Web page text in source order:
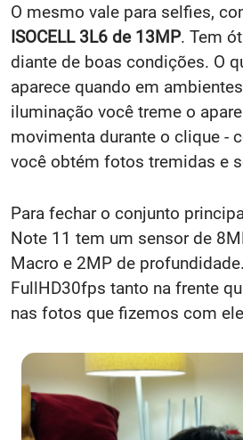
O mesmo vale para selfies,
ISOCELL 3L6 de 13MP. Tem
diante de boas condições. O
aparece quando em
iluminação você treme o
movimenta durante o clique -
você obtém fotos tremidas e
Para fechar o conjunto
Note 11 tem um sensor de
Macro e 2MP de
FullHD30fps tanto na frente
nas fotos que fizemos com